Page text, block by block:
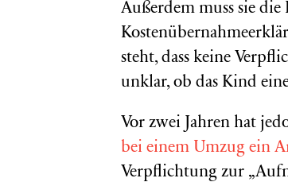
Außerdem muss sie
steht, dass keine
unklar, ob das Kind
Vor zwei Jahren hat
bei einem Umzug ein
Verpflichtung zur